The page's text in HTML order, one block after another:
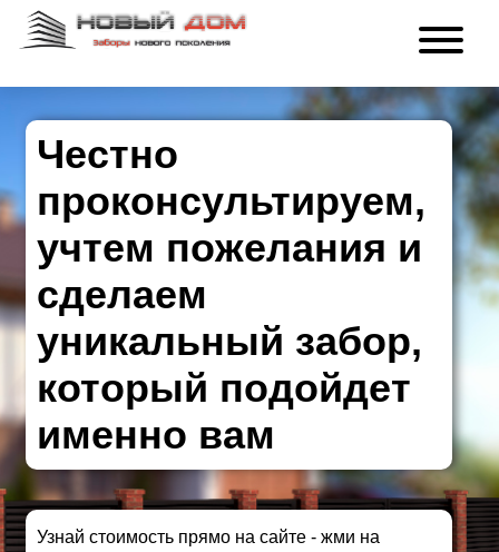
Честно
проконсультируем,
учтем пожелания и
сделаем
уникальный забор,
который подойдет
именно вам
Узнай стоимость прямо на сайте - жми на